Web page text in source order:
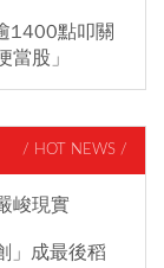
1400點叩關
股」
/ HOT NEWS /
峻現實
」成最後稻